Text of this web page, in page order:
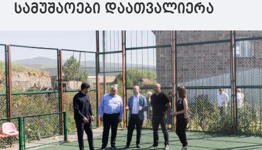
სამუშაოები დაათვალიერა